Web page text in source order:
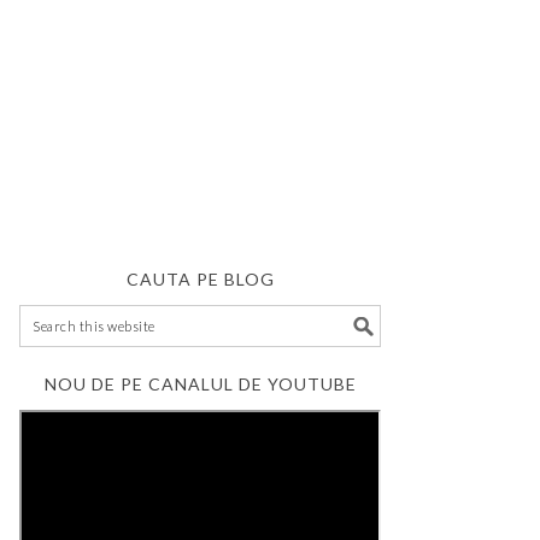
CAUTA PE BLOG
NOU DE PE CANALUL DE YOUTUBE